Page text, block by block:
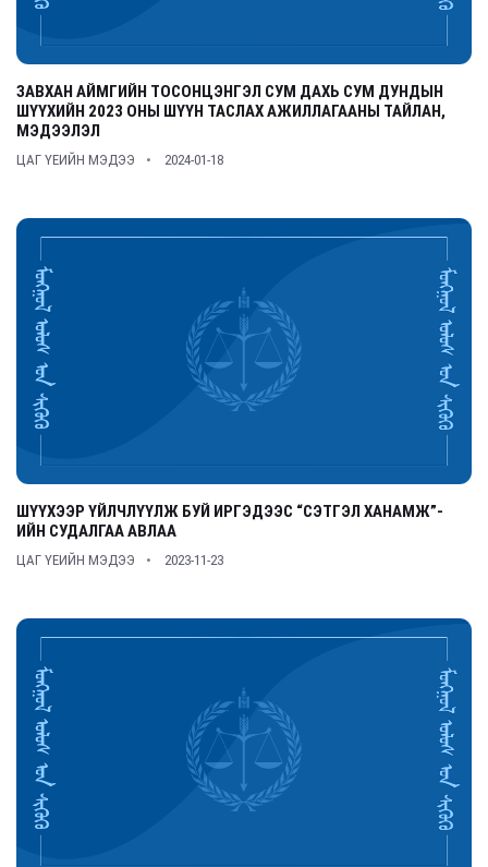
ЗАВХАН АЙМГИЙН ТОСОНЦЭНГЭЛ СУМ ДАХЬ СУМ ДУНДЫН
ШҮҮХИЙН 2023 ОНЫ ШҮҮН ТАСЛАХ АЖИЛЛАГААНЫ ТАЙЛАН,
МЭДЭЭЛЭЛ
ЦАГ ҮЕИЙН МЭДЭЭ 2024-01-18
ШҮҮХЭЭР ҮЙЛЧЛҮҮЛЖ БУЙ ИРГЭДЭЭС “СЭТГЭЛ ХАНАМЖ”-
ИЙН СУДАЛГАА АВЛАА
ЦАГ ҮЕИЙН МЭДЭЭ 2023-11-23